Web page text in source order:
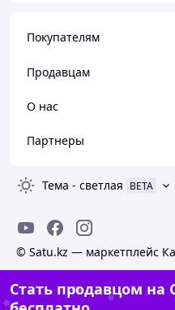
Покупателям
Продавцам
О нас
Партнеры
Тема - светлая BETA
© Satu.kz — маркетплейс
Стать продавцом на